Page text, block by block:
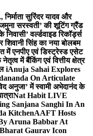
सुरिंदर यादव और
सरस्वती’ की शूटिंग ग्रैंड
वर्ल्डवाइड रिकॉर्ड्स
शिवानी सिंह का नया बोलबम
में एनपीए एवं डिस्ट्रेस्ड एसेट
में बैंकिंग एवं वित्तीय क्षेत्र
iAnuja Sahai Explores
On Articulate
अनुजा’ में स्वामी अभेदानंद के
Nat Habit LIVE
Sanjana Sanghi In An
KitchenAAFT Hosts
Aruna Babbar At
Gaurav Icon